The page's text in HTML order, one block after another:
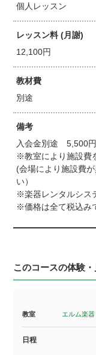
個人レッスン
レッスン料 (月謝)
12,100円
教材費
別途
備考
入会金別途 5,500円
※教室により施設費
(会場により施設費
い）
※楽器レンタルシス
※価格は全て税込み
このコースの体験
教室 エルム楽
日程